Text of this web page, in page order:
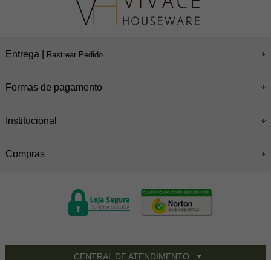
Entrega | Rastrear Pedido
Formas de pagamento
Institucional
Compras
CENTRAL DE ATENDIMENTO